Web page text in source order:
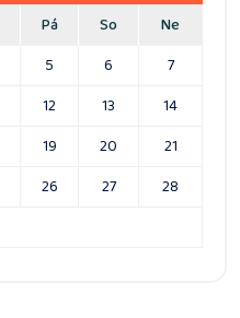
Pá So
Ne
5 6
7
12 13
14
19 20
21
26 27
28